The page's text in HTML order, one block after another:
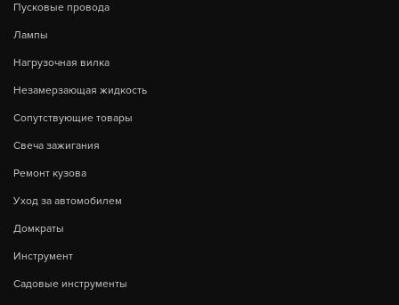
Пусковые провода
Лампы
Нагрузочная вилка
Незамерзающая жидкость
Сопутствующие товары
Свеча зажигания
Ремонт кузова
Уход за автомобилем
Домкраты
Инструмент
Садовые инструменты